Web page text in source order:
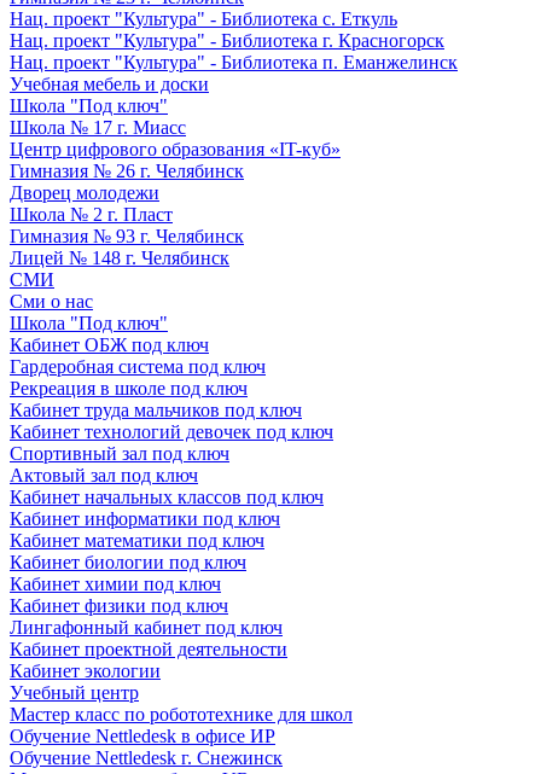
Нац. проект "Культура" - Библиотека с. Еткуль
Нац. проект "Культура" - Библиотека г. Красногорск
Нац. проект "Культура" - Библиотека п. Еманжелинск
Учебная мебель и доски
Школа "Под ключ"
Школа № 17 г. Миасс
Центр цифрового образования «IT-куб»
Гимназия № 26 г. Челябинск
Дворец молодежи
Школа № 2 г. Пласт
Гимназия № 93 г. Челябинск
Лицей № 148 г. Челябинск
СМИ
Сми о нас
Школа "Под ключ"
Кабинет ОБЖ под ключ
Гардеробная система под ключ
Рекреация в школе под ключ
Кабинет труда мальчиков под ключ
Кабинет технологий девочек под ключ
Спортивный зал под ключ
Актовый зал под ключ
Кабинет начальных классов под ключ
Кабинет информатики под ключ
Кабинет математики под ключ
Кабинет биологии под ключ
Кабинет химии под ключ
Кабинет физики под ключ
Лингафонный кабинет под ключ
Кабинет проектной деятельности
Кабинет экологии
Учебный центр
Мастер класс по робототехнике для школ
Обучение Nettledesk в офисе ИР
Обучение Nettledesk г. Снежинск